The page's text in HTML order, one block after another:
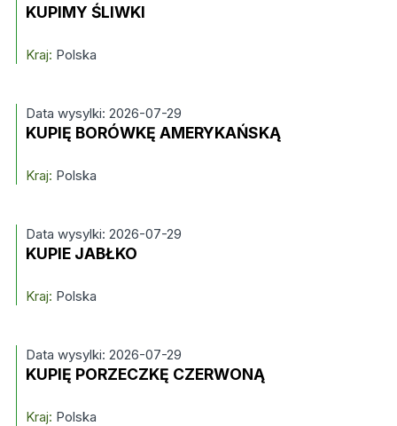
KUPIMY ŚLIWKI
Kraj: Polska
Data wysylki: 2026-07-29
KUPIĘ BORÓWKĘ AMERYKAŃSKĄ
Kraj: Polska
Data wysylki: 2026-07-29
KUPIE JABŁKO
Kraj: Polska
Data wysylki: 2026-07-29
KUPIĘ PORZECZKĘ CZERWONĄ
Kraj: Polska